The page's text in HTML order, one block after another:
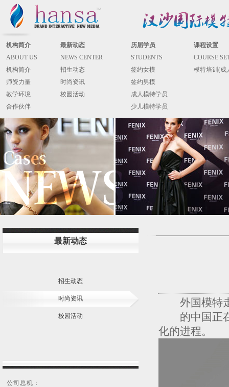
机构简介 最新动态 历届学员
课程设置
ABOUT US
NEWS CENTER STUDENTS
COURSE
机构简介
招生动态 签约女模
模特培训(成
师资力量
时尚资讯
签约男模
教学环境
校园活动
成人模特学员
合作伙伴
少儿模特学员
最新动态
招生动态
时尚资讯
校园活动
公司总机：
外国模特
的中国正在
化的进程。